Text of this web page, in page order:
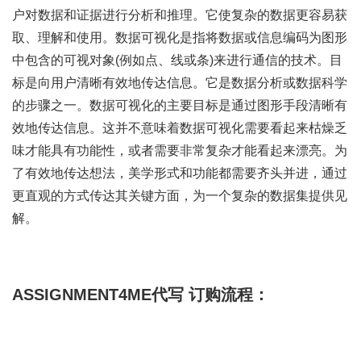
户对数据和证据进行分析和推理。它使复杂的数据更容易获
取、理解和使用。数据可视化是指将数据或信息编码为图形
中包含的可视对象(例如点、线或条)来进行通信的技术。目
标是向用户清晰有效地传达信息。它是数据分析或数据科学
的步骤之一。数据可视化的主要目标是通过图形手段清晰有
效地传达信息。这并不意味着数据可视化需要看起来枯燥乏
味才能具有功能性，或者需要非常复杂才能看起来漂亮。为
了有效地传达想法，美学形式和功能都需要齐头并进，通过
更直观的方式传达其关键方面，为一个复杂的数据集提供见
解。
ASSIGNMENT4ME代写 订购流程：